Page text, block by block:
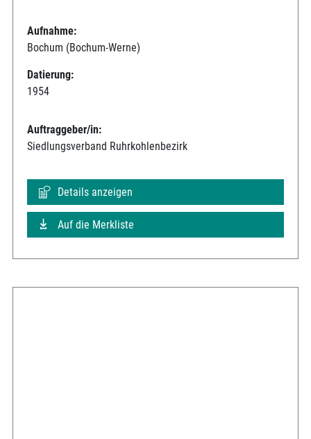
Aufnahme:
Bochum (Bochum-Werne)
Datierung:
1954
Auftraggeber/in:
Siedlungsverband Ruhrkohlenbezirk
Details anzeigen
Auf die Merkliste